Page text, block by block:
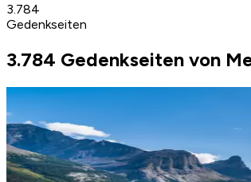
3.784
Gedenkseiten
3.784 Gedenkseiten von